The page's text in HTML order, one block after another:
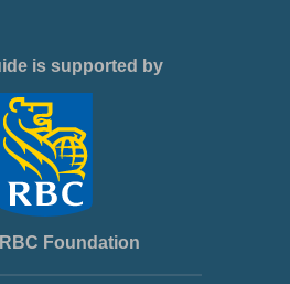
is supported by
Foundation